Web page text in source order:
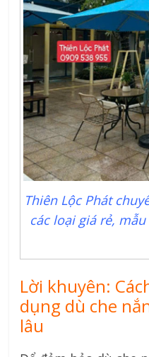
Thiên Lộc Phát
các loại giá rẻ,
Lời khuyên:
dụng dù che
lâu